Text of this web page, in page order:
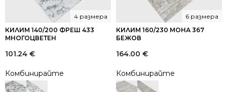
КИЛИМ 140/200 ФРЕШ 433
МНОГОЦВЕТЕН
4 размера
101.24 €
Комбинирайте
КИЛИМ 160/230 МОНА 367
БЕЖОВ
6 размера
164.00 €
Комбинирайте